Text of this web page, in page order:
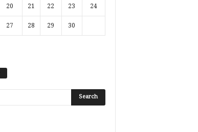
20 21 22 23 24
27 28 29 30